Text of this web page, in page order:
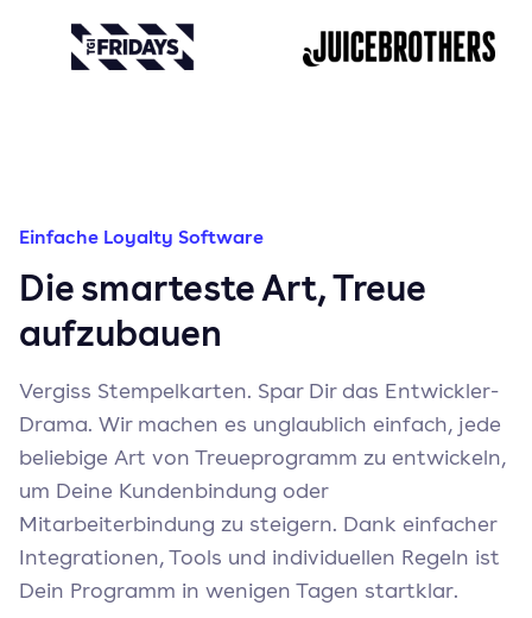
Einfache Loyalty Software
Die smarteste Art, Treue
aufzubauen
Vergiss Stempelkarten. Spar Dir das Entwickler-
Drama. Wir machen es unglaublich einfach, jede
beliebige Art von Treueprogramm zu entwickeln,
um Deine Kundenbindung oder
Mitarbeiterbindung zu steigern. Dank einfacher
Integrationen, Tools und individuellen Regeln ist
Dein Programm in wenigen Tagen startklar.